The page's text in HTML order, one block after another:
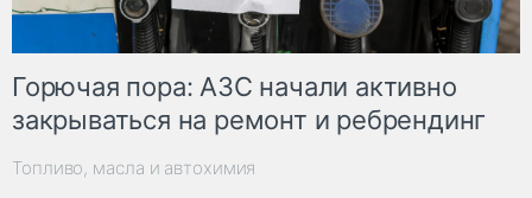
Горючая пора: АЗС начали активно
закрываться на ремонт и ребрендинг
Топливо, масла и автохимия